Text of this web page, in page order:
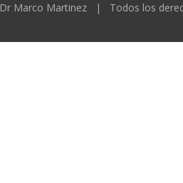
Dr Marco Martinez | Todos los